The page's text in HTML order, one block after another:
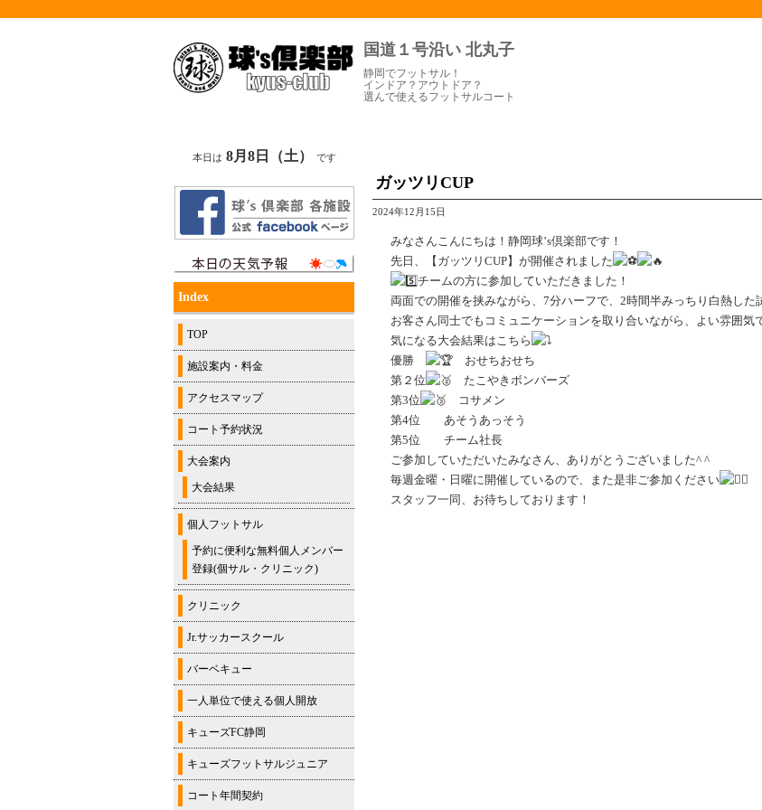
国道１号沿い 北丸子
静岡でフットサル！
インドア？アウトドア？
選んで使えるフットサルコート
ガッツリCUP
2024年12月15日
みなさんこんにちは！静岡球’s倶楽部です！
先日、【ガッツリCUP】が開催されました
チームの方に参加していただきました！
両面での開催を挟みながら、7分ハーフで、2時間半みっちり白熱した
お客さん同士でもコミュニケーションを取り合いながら、よい雰囲気
気になる大会結果はこちら
優勝
おせちおせち
第２位
たこやきボンバーズ
第3位
コサメン
第4位 あそうあっそう
第5位 チーム社長
ご参加していただいたみなさん、ありがとうございました^ ^
毎週金曜・日曜に開催しているので、また是非ご参加ください
スタッフ一同、お待ちしております！
本日は 8月8日（土） です
Index
TOP
施設案内・料金
アクセスマップ
コート予約状況
大会案内
大会結果
個人フットサル
予約に便利な無料個人メンバー
登録(個サル・クリニック)
クリニック
Jr.サッカースクール
バーベキュー
一人単位で使える個人開放
キューズFC静岡
キューズフットサルジュニア
コート年間契約